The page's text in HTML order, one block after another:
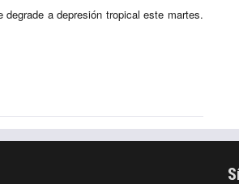
a depresión tropical este martes.